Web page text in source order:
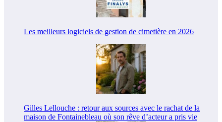
Les meilleurs logiciels de gestion de cimetière en 2026
Gilles Lellouche : retour aux sources avec le rachat de la
maison de Fontainebleau où son rêve d’acteur a pris vie